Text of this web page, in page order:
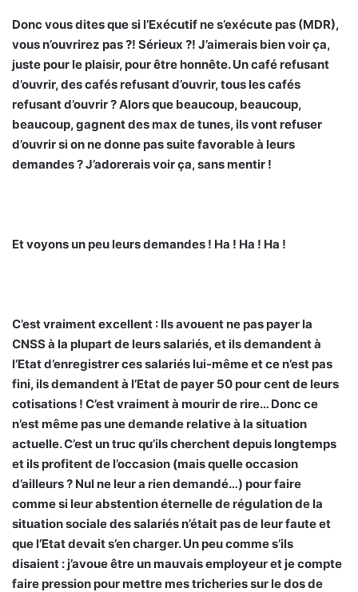
Donc vous dites que si l’Exécutif ne s’exécute pas (MDR),
vous n’ouvrirez pas ?! Sérieux ?! J’aimerais bien voir ça,
juste pour le plaisir, pour être honnête. Un café refusant
d’ouvrir, des cafés refusant d’ouvrir, tous les cafés
refusant d’ouvrir ? Alors que beaucoup, beaucoup,
beaucoup, gagnent des max de tunes, ils vont refuser
d’ouvrir si on ne donne pas suite favorable à leurs
demandes ? J’adorerais voir ça, sans mentir !
Et voyons un peu leurs demandes ! Ha ! Ha ! Ha !
C’est vraiment excellent : Ils avouent ne pas payer la
CNSS à la plupart de leurs salariés, et ils demandent à
l’Etat d’enregistrer ces salariés lui-même et ce n’est pas
fini, ils demandent à l’Etat de payer 50 pour cent de leurs
cotisations ! C’est vraiment à mourir de rire… Donc ce
n’est même pas une demande relative à la situation
actuelle. C’est un truc qu’ils cherchent depuis longtemps
et ils profitent de l’occasion (mais quelle occasion
d’ailleurs ? Nul ne leur a rien demandé…) pour faire
comme si leur abstention éternelle de régulation de la
situation sociale des salariés n’était pas de leur faute et
que l’Etat devait s’en charger. Un peu comme s’ils
disaient : j’avoue être un mauvais employeur et je compte
faire pression pour mettre mes tricheries sur le dos de